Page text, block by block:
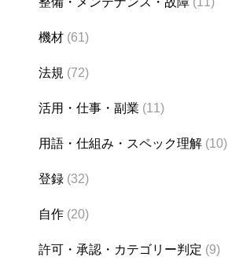
機材 (61)
法規 (72)
活用・仕事・副業 (11)
用語・仕組み・スペック理解 (10)
登録 (32)
自作 (20)
許可・承認・カテゴリー判定 (9)